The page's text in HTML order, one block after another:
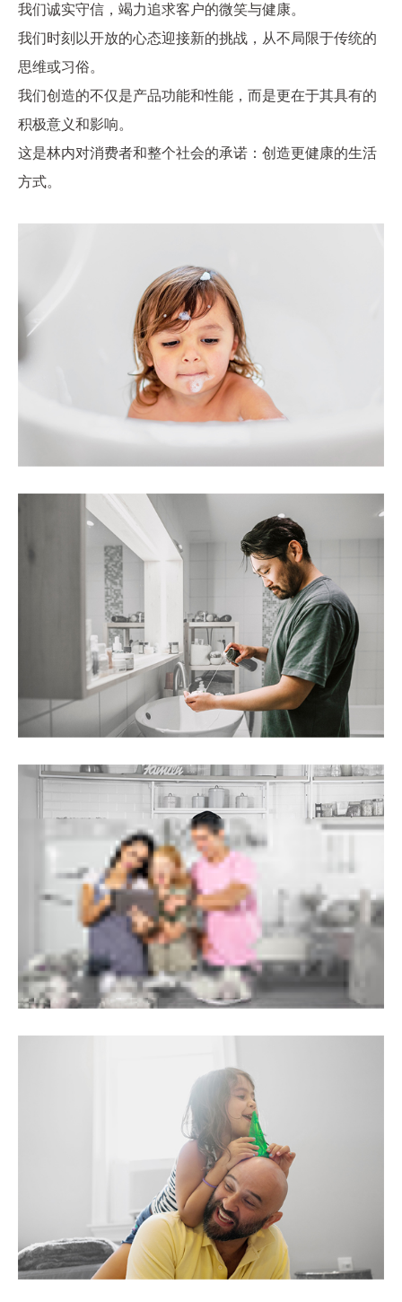
我们诚实守信，竭力追求客户的微笑与健康。
我们时刻以开放的心态迎接新的挑战，从不局限于传统的
思维或习俗。
我们创造的不仅是产品功能和性能，而是更在于其具有的
积极意义和影响。
这是林内对消费者和整个社会的承诺：创造更健康的生活
方式。